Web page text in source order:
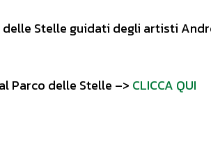
Stelle guidati degli artisti
Parco delle Stelle –> CLICCA QUI